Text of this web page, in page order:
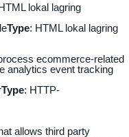
lokal lagring
Type: HTML lokal lagring
ecommerce-related
analytics event tracking
Type: HTTP-
allows third party